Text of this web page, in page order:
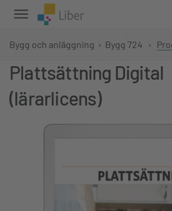
Bygg och anläggning › Bygg 724 ›
Plattsättning Digital
(lärarlicens)